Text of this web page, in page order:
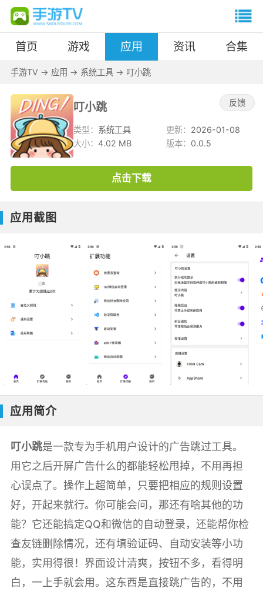
首页 游戏 应用 资讯 合集
手游TV -> 应用 -> 系统工具-> 叮小跳
叮小跳 反馈
类型： 系统工具 更新： 2026-01-08
大小： 4.02 MB 版本： 0.0.5
点击下载
应用截图
应用简介
叮小跳是一款专为手机用户设计的广告跳过工具。
用它之后开屏广告什么的都能轻松甩掉，不用再担
心误点了。操作上超简单，只要把相应的规则设置
好，开起来就行。你可能会问，那还有啥其他的功
能？它还能搞定QQ和微信的自动登录，还能帮你检
查友链删除情况，还有填验证码、自动安装等小功
能，实用得很！界面设计清爽，按钮不多，看得明
白，一上手就会用。这东西是直接跳广告的，不用